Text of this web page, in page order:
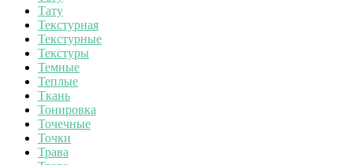
Тату
Текстурная
Текстурные
Текстуры
Темные
Теплые
Ткань
Тонировка
Точечные
Точки
Трава